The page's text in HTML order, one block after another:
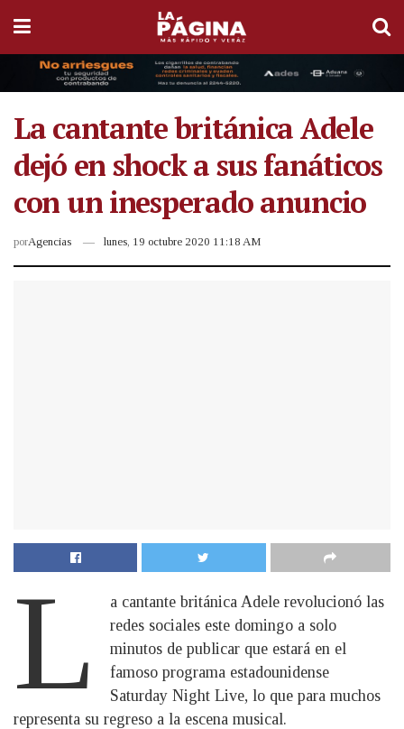
La cantante británica Adele
dejó en shock a sus fanáticos
con un inesperado anuncio
porAgencias lunes, 19 octubre 2020 11:18 AM
L
a cantante británica Adele revolucionó las
redes sociales este domingo a solo
minutos de publicar que estará en el
famoso programa estadounidense
Saturday Night Live, lo que para muchos
representa su regreso a la escena musical.